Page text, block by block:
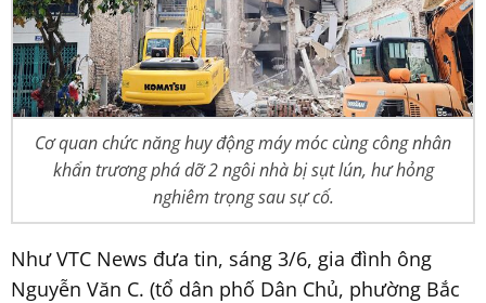
Cơ quan chức năng huy động máy móc cùng công nhân
khẩn trương phá dỡ 2 ngôi nhà bị sụt lún, hư hỏng
nghiêm trọng sau sự cố.
Như VTC News đưa tin, sáng 3/6, gia đình ông
Nguyễn Văn C. (tổ dân phố Dân Chủ, phường Bắc